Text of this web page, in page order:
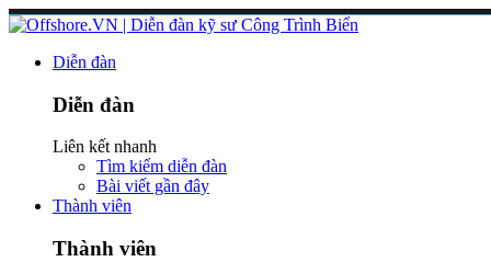
Diễn đàn
Diễn đàn
Liên kết nhanh
Tìm kiếm diễn đàn
Bài viết gần đây
Thành viên
Thành viên